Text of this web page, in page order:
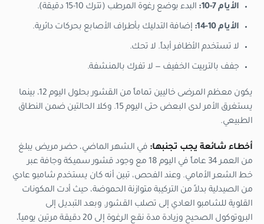
الأيام 7-10: البدء بوضع رغوة المرطب (تترك 10-15 دقيقة).
الأيام 10-14: إضافة التدليك بأطراف الأصابع بحركات دائرية.
لا تستخدم الأظافر أبداً. لا تحك.
جفف بالتربيت الخفيف — لا تفرك بالمنشفة.
يكون معظم المرضى خاليين تماماً من القشور بحلول اليوم 12، بينما
يستغرق الأمر لدى البعض حتى اليوم 15. وكلا الحالتين ضمن النطاق
الطبيعي.
أخطاء شائعة يجب تجنبها: في الشهر الماضي، حضر مريض يبلغ
من العمر 34 عاماً في اليوم 18 مع وجود قشور سميكة وجافة عبر
خط الشعر الأمامي. وعند الفحص، تبين أنه كان يستخدم شامبو عادي
من الصيدلية بدلاً من التركيبة متوازنة الحموضة، حيث أدت المكونات
القلوية للشامبو العادي إلى تصلب القشور. وبعد التبديل إلى
البروتوكول الصحيح وزيادة مدة نقع الرغوة إلى 20 دقيقة مرتين يومياً،